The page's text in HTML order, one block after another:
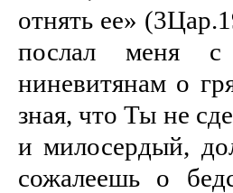
отнять ее»
послал меня с
ниневитянам о
зная, что Ты не
и милосердый,
сожалеешь о